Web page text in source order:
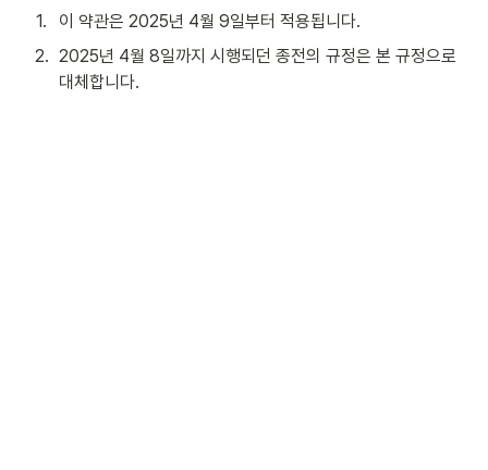
1.
이 약관은 2025년 4월 9일부터 적용됩니다.
2. 2025년 4월 8일까지 시행되던 종전의 규정은 본 규정으로
대체합니다.